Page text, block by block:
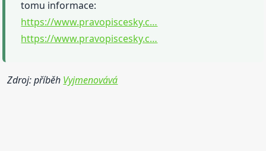
tomu informace:
https://www.pravopiscesky.c…
https://www.pravopiscesky.c…
Zdroj: příběh Vyjmenovává